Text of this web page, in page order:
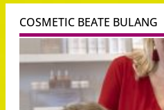
COSMETIC BEATE BULANG